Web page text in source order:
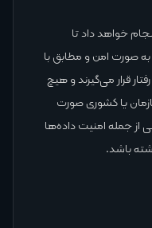
خواهد داد تا
صورت امن و مطابق با
قرار می‌گیرند و هیچ
یا کشوری صورت
از جمله امنیت داده‌ها
باشد.